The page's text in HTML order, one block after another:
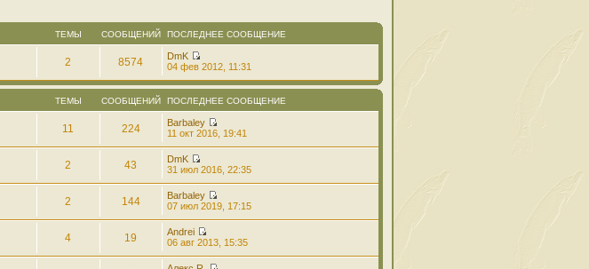
ТЕМЫ СООБЩЕНИЙ ПОСЛЕДНЕЕ СООБЩЕНИЕ
2 8574
DmK
04 фев 2012, 11:31
ТЕМЫ СООБЩЕНИЙ ПОСЛЕДНЕЕ СООБЩЕНИЕ
11 224
Barbaley
11 окт 2016, 19:41
2 43
DmK
31 июл 2016, 22:35
2 144
Barbaley
07 июл 2019, 17:15
4 19
Andrei
06 авг 2013, 15:35